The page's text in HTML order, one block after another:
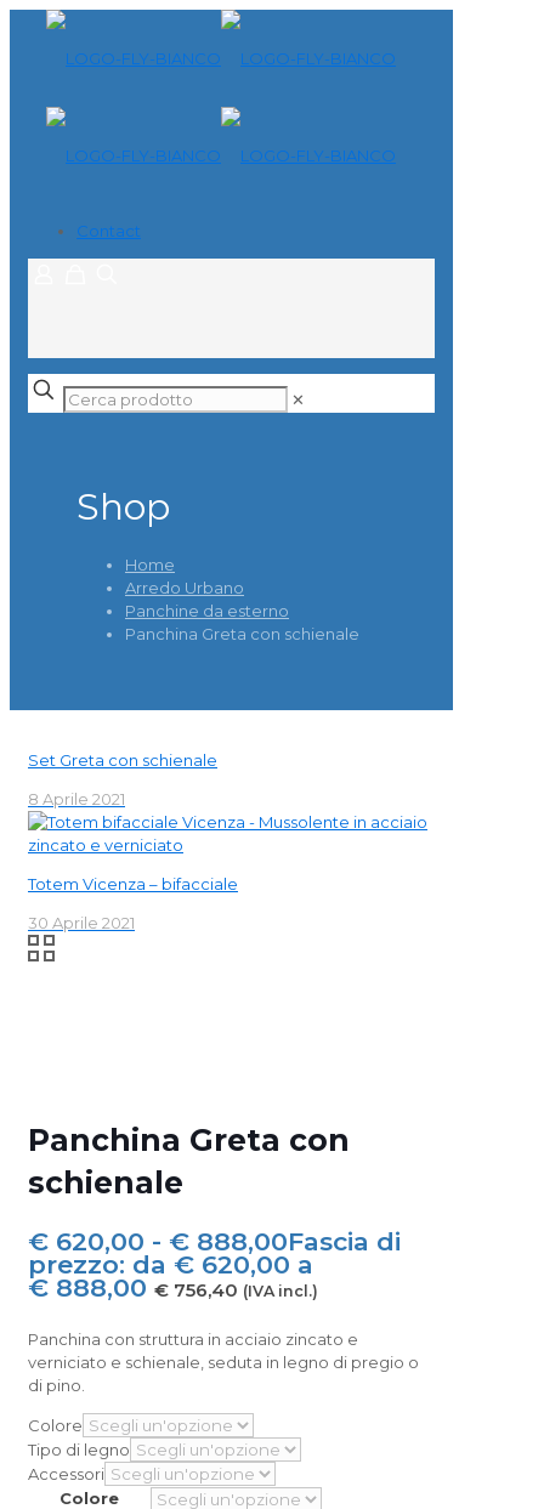
Contact
✕
Shop
Home
Arredo Urbano
Panchine da esterno
Panchina Greta con schienale
Set Greta con schienale
8 Aprile 2021
Totem Vicenza – bifacciale
30 Aprile 2021
Panchina Greta con
schienale
€ 620,00 - € 888,00Fascia di
prezzo: da € 620,00 a
€ 888,00 € 756,40 (IVA incl.)
Panchina con struttura in acciaio zincato e
verniciato e schienale, seduta in legno di pregio o
di pino.
Colore
Tipo di legno
Accessori
Colore